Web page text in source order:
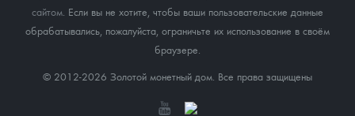
сайтом . Если вы не хотите, чтобы ваши пользовательские данные
обрабатывались, пожалуйста, ограничьте их использование в своём
браузере.
© 2012-2026 Золотой монетный дом. Все права защищены